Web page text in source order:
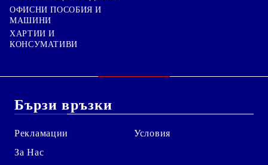
ОФИСНИ ПОСОБИЯ И
МАШИНИ
ХАРТИИ И
КОНСУМАТИВИ
Бързи връзки
Рекламации
За Нас
Условия